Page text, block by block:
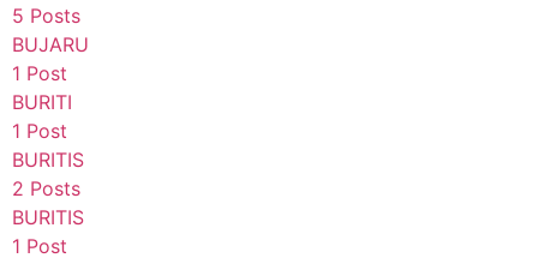
5 Posts
BUJARU
1 Post
BURITI
1 Post
BURITIS
2 Posts
BURITIS
1 Post